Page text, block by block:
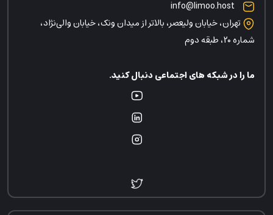
info@limoo.host
تهران، خیابان ولیعصر، بالاتر از میدان ونک، خیابان والی‌نژاد،
شماره ۲۰، طبقه دوم
ما را در شبکه های اجتماعی دنبال کنید.